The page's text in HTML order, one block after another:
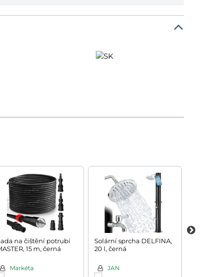
na čištění potrubí
15 m, černá
Markéta
Solární sprcha DELFINA,
20 l, černá
JAN